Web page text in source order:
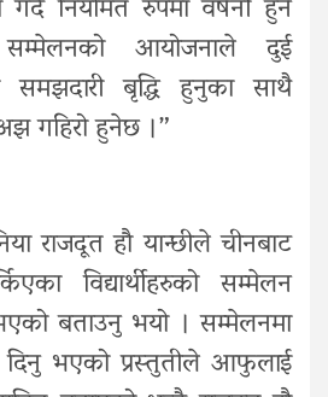
नियमित रुपमा वर्षेनी हुने
आयोजनाले दुई
बृद्धि हुनुका साथै
गहिरो हुनेछ ।”
राजदूत हौ यान्छीले चीनबाट
विद्यार्थीहरुको सम्मेलन
बताउनु भयो । सम्मेलनमा
दिनु भएको प्रस्तुतीले आफुलाई